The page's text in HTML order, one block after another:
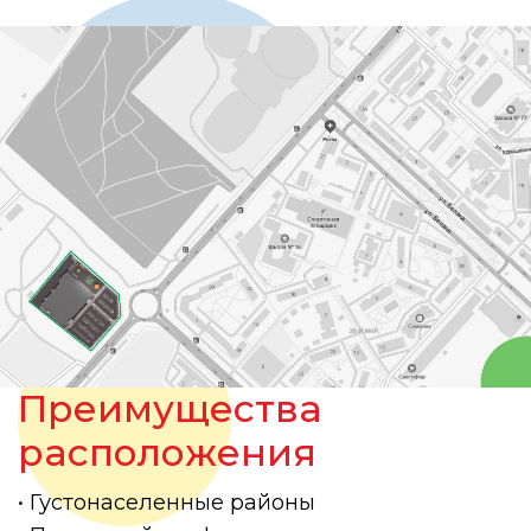
Преимущества
расположения
• Густонаселенные районы